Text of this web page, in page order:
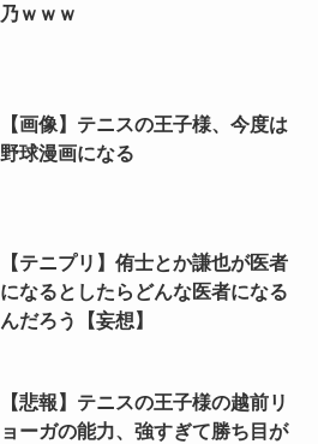
乃ｗｗｗ
【画像】テニスの王子様、今度は
野球漫画になる
【テニプリ】侑士とか謙也が医者
になるとしたらどんな医者になる
んだろう【妄想】
【悲報】テニスの王子様の越前リ
ョーガの能力、強すぎて勝ち目が